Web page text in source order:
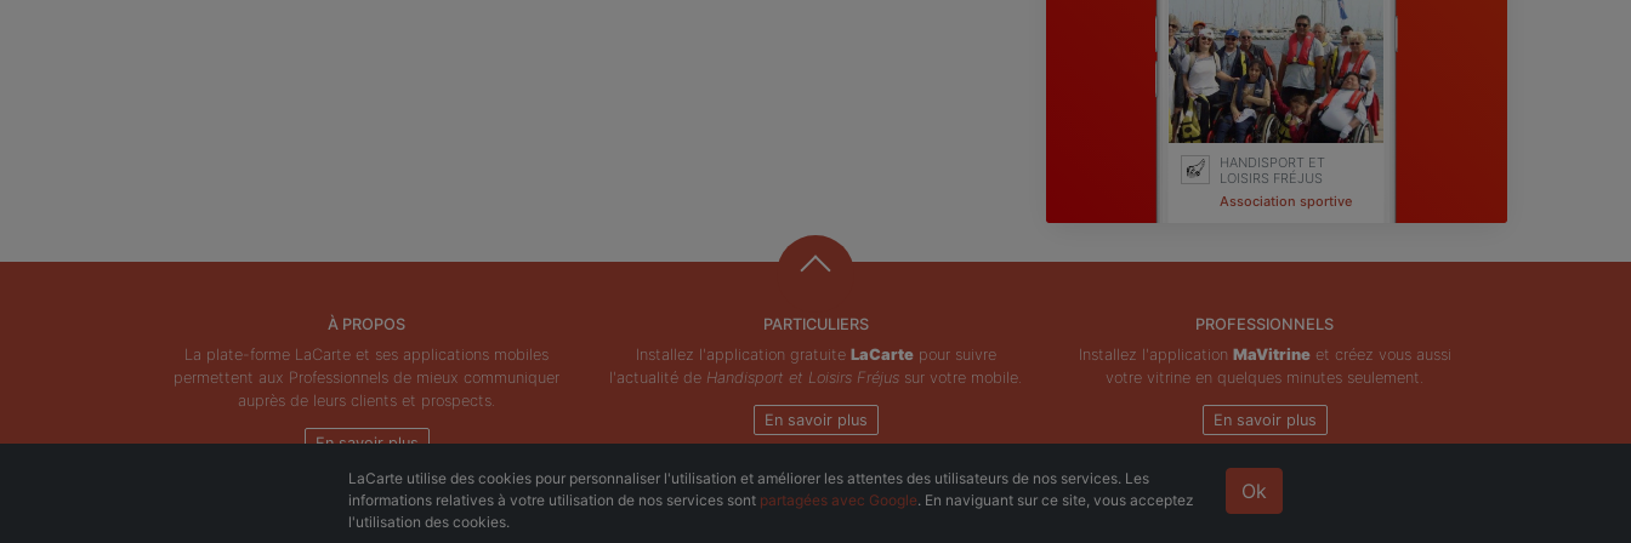
HANDISPORT ET
LOISIRS FRÉJUS
Association sportive
À PROPOS
La plate-forme LaCarte et ses applications mobiles
permettent aux Professionnels de mieux communiquer
auprès de leurs clients et prospects.
En savoir plus
PARTICULIERS
Installez l'application gratuite LaCartepour suivre
l'actualité de Handisport et Loisirs Fréjus sur votre mobile.
En savoir plus
PROFESSIONNELS
Installez l'application MaVitrineet créez vous aussi
votre vitrine en quelques minutes seulement.
En savoir plus
Copyright © ZeMAP 2026 - Tous droits réservés. Ok
LaCarte utilise des cookies pour personnaliser l'utilisation et améliorer les attentes des utilisateurs de nos services. Les
informations relatives à votre utilisation de nos services sont partagées avec Google. En naviguant sur ce site, vous acceptez
l'utilisation des cookies.